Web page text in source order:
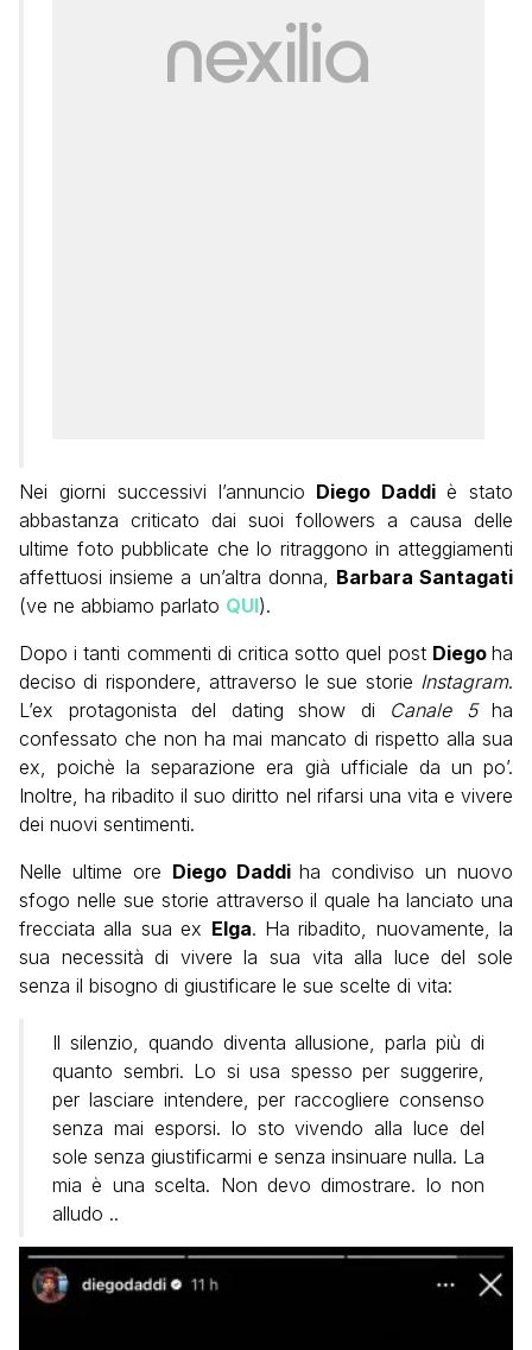
Nei giorni successivi l’annuncio Diego Daddiè stato
abbastanza criticato dai suoi followers a causa delle
ultime foto pubblicate che lo ritraggono in atteggiamenti
affettuosi insieme a un’altra donna, Barbara Santagati
(ve ne abbiamo parlato QUI).
Dopo i tanti commenti di critica sotto quel post Diegoha
deciso di rispondere, attraverso le sue storie Instagram.
L’ex protagonista del dating show di Canale 5 ha
confessato che non ha mai mancato di rispetto alla sua
ex, poichè la separazione era già ufficiale da un po’.
Inoltre, ha ribadito il suo diritto nel rifarsi una vita e vivere
dei nuovi sentimenti.
Nelle ultime ore Diego Daddiha condiviso un nuovo
sfogo nelle sue storie attraverso il quale ha lanciato una
frecciata alla sua ex Elga. Ha ribadito, nuovamente, la
sua necessità di vivere la sua vita alla luce del sole
senza il bisogno di giustificare le sue scelte di vita:
Il silenzio, quando diventa allusione, parla più di
quanto sembri. Lo si usa spesso per suggerire,
per lasciare intendere, per raccogliere consenso
senza mai esporsi. lo sto vivendo alla luce del
sole senza giustificarmi e senza insinuare nulla. La
mia è una scelta. Non devo dimostrare. lo non
alludo ..